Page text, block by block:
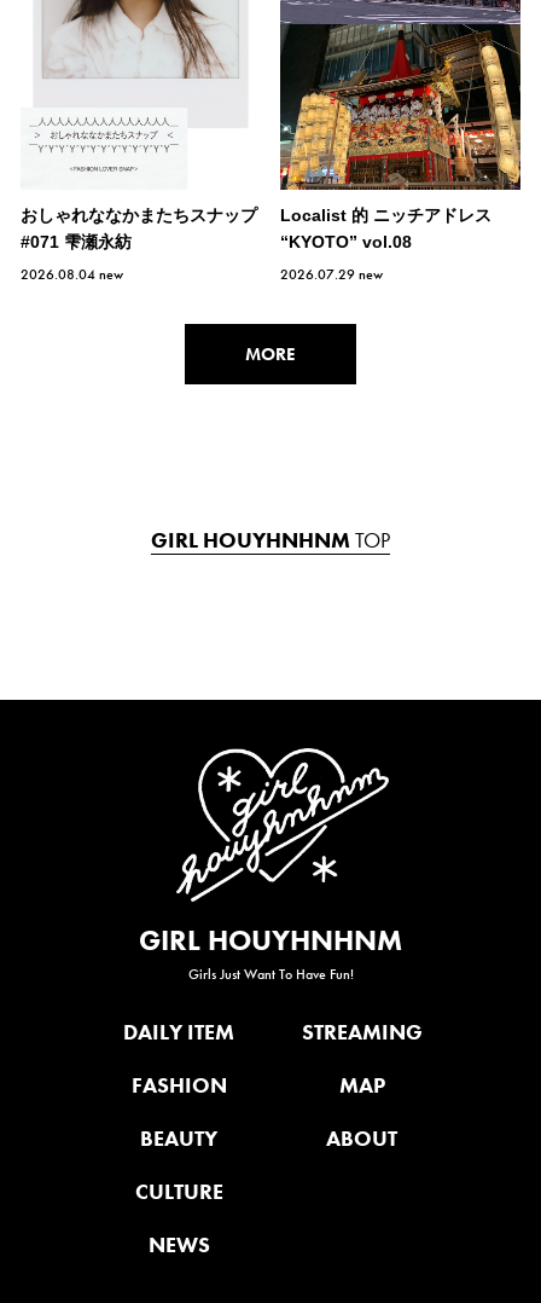
おしゃれななかまたちスナップ
#071 雫瀬永紡
2026.08.04new
Localist 的 ニッチアドレス
“KYOTO” vol.08
2026.07.29new
MORE
GIRL HOUYHNHNMTOP
GIRL HOUYHNHNM
Girls Just Want To Have Fun!
DAILY ITEM
FASHION
BEAUTY
CULTURE
NEWS
STREAMING
MAP
ABOUT